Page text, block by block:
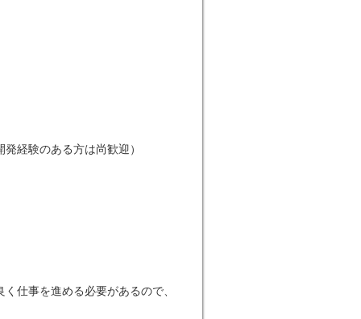
経験のある方は尚歓迎）
仕事を進める必要があるので、